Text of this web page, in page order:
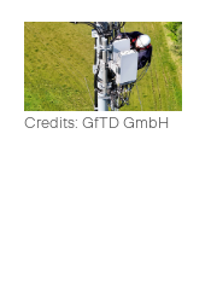
Credits: GfTD GmbH